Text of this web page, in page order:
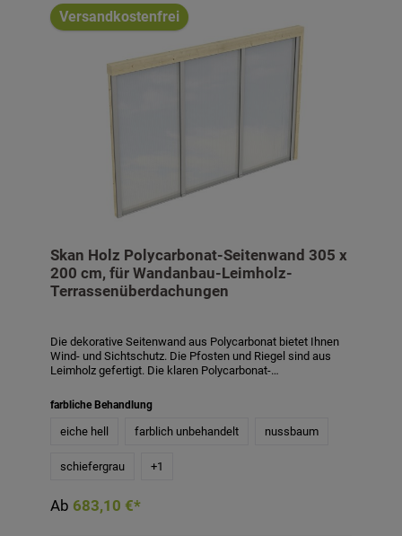
Versandkostenfrei
Skan Holz Polycarbonat-Seitenwand 305 x
200 cm, für Wandanbau-Leimholz-
Terrassenüberdachungen
Die dekorative Seitenwand aus Polycarbonat bietet Ihnen
Wind- und Sichtschutz. Die Pfosten und Riegel sind aus
Leimholz gefertigt. Die klaren Polycarbonat-
Aluminiumprofile und Dichtungsgummis sind im
Lieferumfang enthalten. Der Riegel ist 12 x 12 cm stark, die
Pfosten 6 x 12 cm. Die Höhe der Seitenwand beträgt 200
Terrassenüberdachungen aus Leimholz mit einer Tiefe von
Farbbehandlung in den Farben weiß, schiefergrau,
nussbaum und eiche hell gegen Aufpreis erhältlich. Die
farbliche Behandlung
eiche hell farblich unbehandelt nussbaum
schiefergrau +1
Ab 683,10 €*